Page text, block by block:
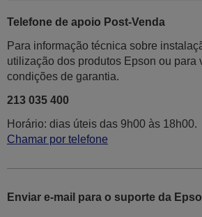
Telefone de apoio Post-Venda
Para informação técnica sobre
utilização dos produtos Epson ou para
condições de garantia.
213 035 400
Horário: dias úteis das 9h00 às 18h00.
Chamar por telefone
Enviar e-mail para o suporte da